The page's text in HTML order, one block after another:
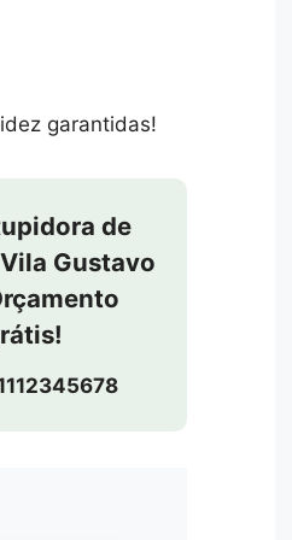
garantidas!
de
Gustavo